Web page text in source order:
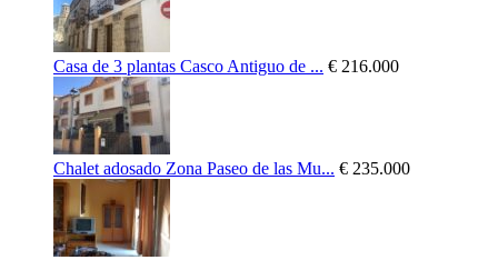
Casa de 3 plantas Casco Antiguo de ... € 216.000
Chalet adosado Zona Paseo de las Mu... € 235.000